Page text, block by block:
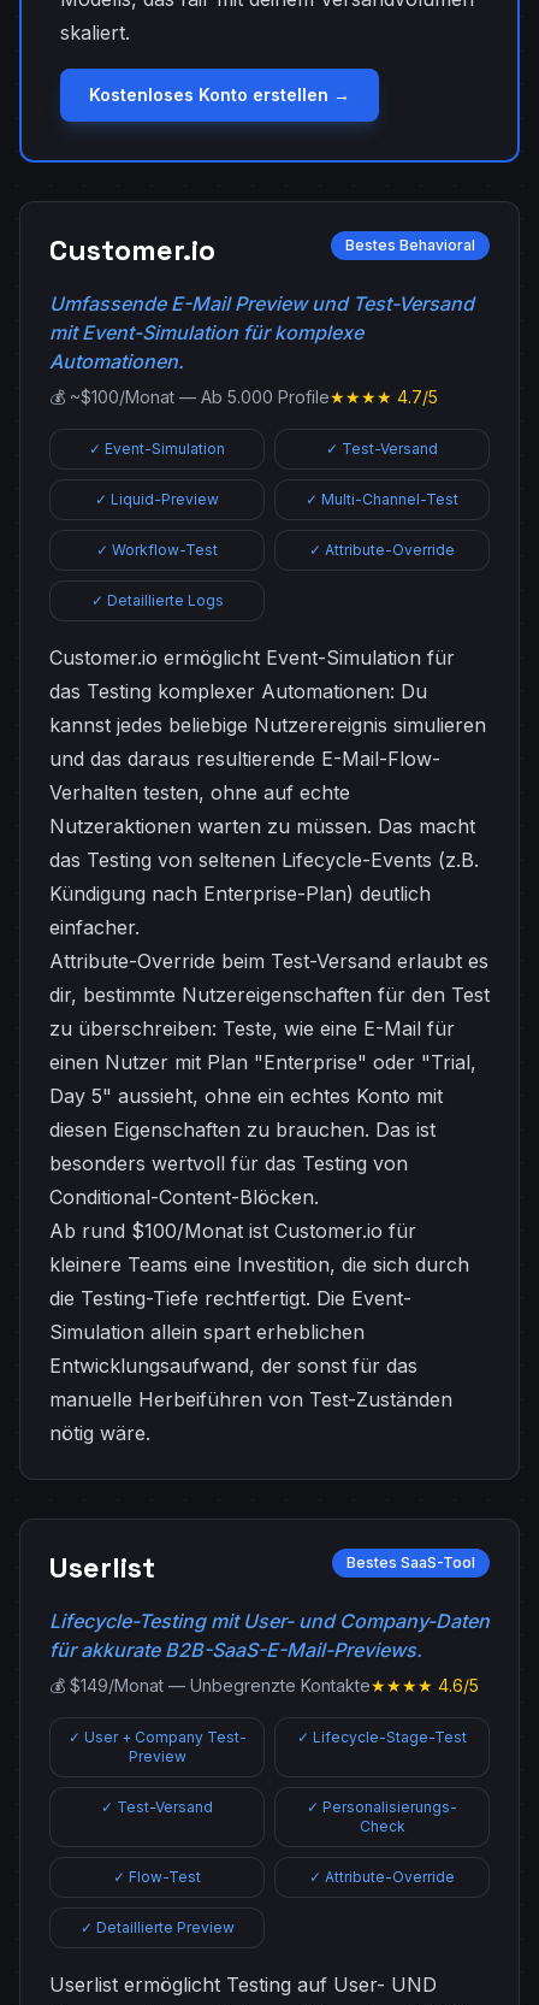
skaliert.
Kostenloses Konto erstellen →
Customer.io Bestes Behavioral
Umfassende E-Mail Preview und Test-Versand
mit Event-Simulation für komplexe
Automationen.
💰 ~$100/Monat — Ab 5.000 Profile★★★★ 4.7/5
✓ Event-Simulation ✓ Test-Versand
✓ Liquid-Preview ✓ Multi-Channel-Test
✓ Workflow-Test ✓ Attribute-Override
✓ Detaillierte Logs
Customer.io ermöglicht Event-Simulation für
das Testing komplexer Automationen: Du
kannst jedes beliebige Nutzerereignis simulieren
und das daraus resultierende E-Mail-Flow-
Verhalten testen, ohne auf echte
Nutzeraktionen warten zu müssen. Das macht
das Testing von seltenen Lifecycle-Events (z.B.
Kündigung nach Enterprise-Plan) deutlich
einfacher.
Attribute-Override beim Test-Versand erlaubt es
dir, bestimmte Nutzereigenschaften für den Test
zu überschreiben: Teste, wie eine E-Mail für
einen Nutzer mit Plan "Enterprise" oder "Trial,
Day 5" aussieht, ohne ein echtes Konto mit
diesen Eigenschaften zu brauchen. Das ist
besonders wertvoll für das Testing von
Conditional-Content-Blöcken.
Ab rund $100/Monat ist Customer.io für
kleinere Teams eine Investition, die sich durch
die Testing-Tiefe rechtfertigt. Die Event-
Simulation allein spart erheblichen
Entwicklungsaufwand, der sonst für das
manuelle Herbeiführen von Test-Zuständen
nötig wäre.
Userlist Bestes SaaS-Tool
Lifecycle-Testing mit User- und Company-Daten
für akkurate B2B-SaaS-E-Mail-Previews.
💰 $149/Monat — Unbegrenzte Kontakte★★★★ 4.6/5
✓ User + Company Test-
Preview
✓ Lifecycle-Stage-Test
✓ Test-Versand
✓ Personalisierungs-
Check
✓ Flow-Test ✓ Attribute-Override
✓ Detaillierte Preview
Userlist ermöglicht Testing auf User- UND